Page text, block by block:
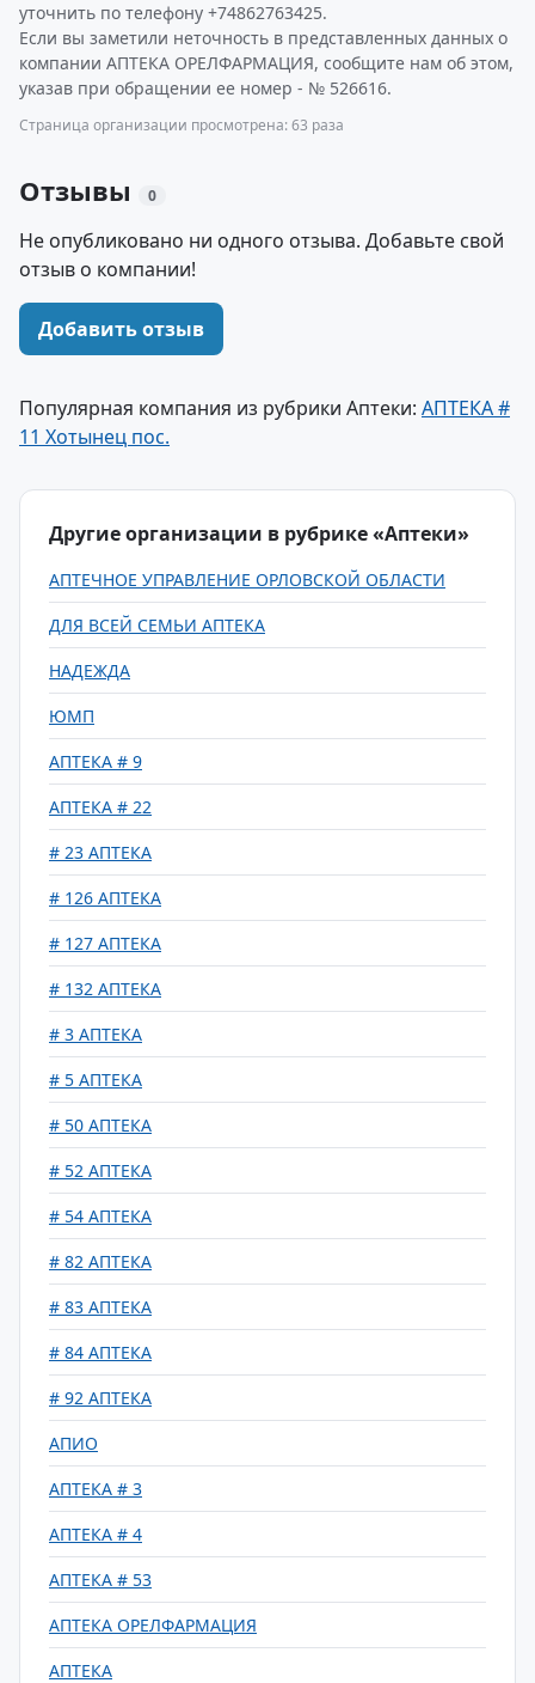
уточнить по телефону +74862763425.
Если вы заметили неточность в представленных данных о
компании АПТЕКА ОРЕЛФАРМАЦИЯ, сообщите нам об этом,
указав при обращении ее номер - № 526616.
Страница организации просмотрена: 63 раза
Отзывы 0
Не опубликовано ни одного отзыва. Добавьте свой
отзыв о компании!
Добавить отзыв
Популярная компания из рубрики Аптеки: АПТЕКА #
11 Хотынец пос.
Другие организации в рубрике «Аптеки»
АПТЕЧНОЕ УПРАВЛЕНИЕ ОРЛОВСКОЙ ОБЛАСТИ
ДЛЯ ВСЕЙ СЕМЬИ АПТЕКА
НАДЕЖДА
ЮМП
АПТЕКА # 9
АПТЕКА # 22
# 23 АПТЕКА
# 126 АПТЕКА
# 127 АПТЕКА
# 132 АПТЕКА
# 3 АПТЕКА
# 5 АПТЕКА
# 50 АПТЕКА
# 52 АПТЕКА
# 54 АПТЕКА
# 82 АПТЕКА
# 83 АПТЕКА
# 84 АПТЕКА
# 92 АПТЕКА
АПИО
АПТЕКА # 3
АПТЕКА # 4
АПТЕКА # 53
АПТЕКА ОРЕЛФАРМАЦИЯ
АПТЕКА